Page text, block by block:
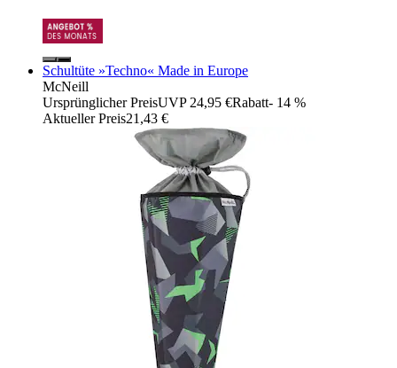
Schultüte »Techno« Made in Europe
McNeill
Ursprünglicher PreisUVP 24,95 €Rabatt- 14 %
Aktueller Preis21,43 €